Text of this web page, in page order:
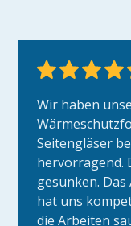
Wir haben
Seitengläser
hervorragend.
gesunken.
hat uns
die Arbeiten